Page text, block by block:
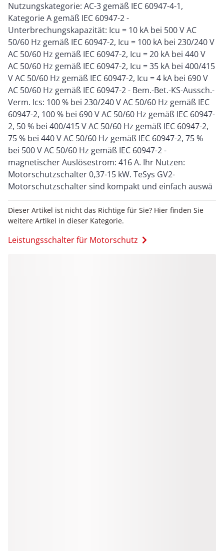
Nutzungskategorie: AC-3 gemäß IEC 60947-4-1,
Kategorie A gemäß IEC 60947-2 -
Unterbrechungskapazität: Icu = 10 kA bei 500 V AC
50/60 Hz gemäß IEC 60947-2, Icu = 100 kA bei 230/240 V
AC 50/60 Hz gemäß IEC 60947-2, Icu = 20 kA bei 440 V
AC 50/60 Hz gemäß IEC 60947-2, Icu = 35 kA bei 400/415
V AC 50/60 Hz gemäß IEC 60947-2, Icu = 4 kA bei 690 V
AC 50/60 Hz gemäß IEC 60947-2 - Bem.-Bet.-KS-Aussch.-
Verm. Ics: 100 % bei 230/240 V AC 50/60 Hz gemäß IEC
60947-2, 100 % bei 690 V AC 50/60 Hz gemäß IEC 60947-
2, 50 % bei 400/415 V AC 50/60 Hz gemäß IEC 60947-2,
75 % bei 440 V AC 50/60 Hz gemäß IEC 60947-2, 75 %
bei 500 V AC 50/60 Hz gemäß IEC 60947-2 -
magnetischer Auslösestrom: 416 A. Ihr Nutzen:
Motorschutzschalter 0,37-15 kW. TeSys GV2-
Motorschutzschalter sind kompakt und einfach auswä
Dieser Artikel ist nicht das Richtige für Sie? Hier finden Sie
weitere Artikel in dieser Kategorie.
Leistungsschalter für Motorschutz